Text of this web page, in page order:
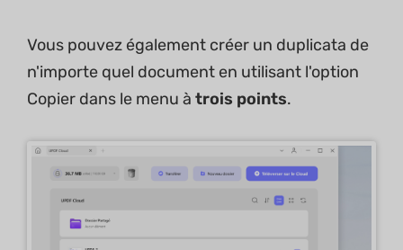
Vous pouvez également créer un duplicata de
n'importe quel document en utilisant l'option
Copier dans le menu à trois points.